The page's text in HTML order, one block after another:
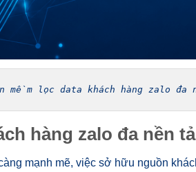
mềm lọc data khách hàng zalo
hàng zalo đa nền
mạnh mẽ, việc sở hữu nguồn